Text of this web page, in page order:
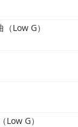
Low G）
Low G）